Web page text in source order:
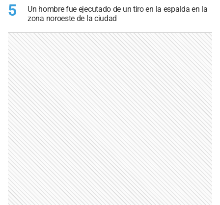
5
Un hombre fue ejecutado de un tiro en la espalda en la
zona noroeste de la ciudad